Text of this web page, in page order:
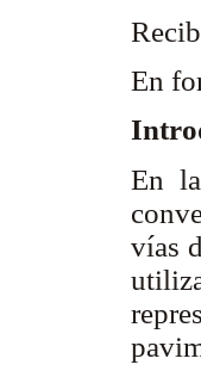
En
En
vías